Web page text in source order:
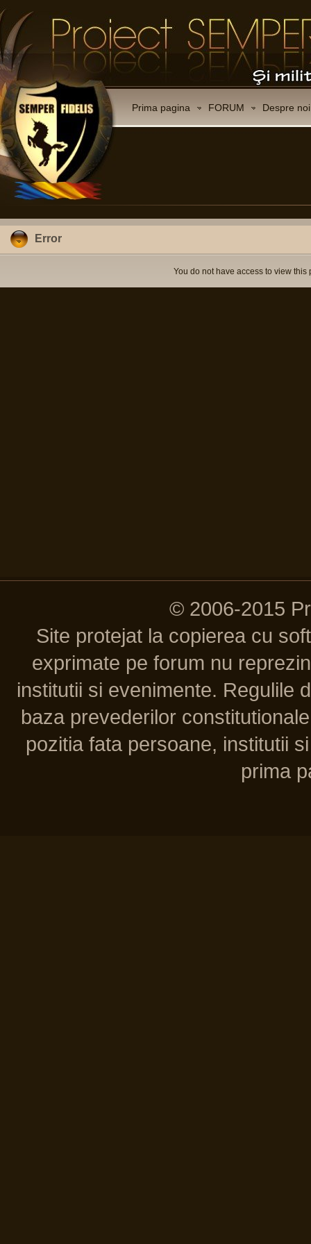
Prima pagina FORUM Despre noi
Error
You do not have access to view this
© 2006-2015
Site protejat la copierea cu
exprimate pe forum nu
institutii si evenimente. Regulile
baza prevederilor
pozitia fata persoane, institutii
prima